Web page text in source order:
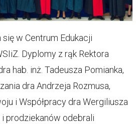
w Centrum Edukacji
Dyplomy z rąk Rektora
hab. inż. Tadeusza Pomianka,
dra Andrzeja Rozmusa,
i Współpracy dra Wergiliusza
i prodziekanów odebrali